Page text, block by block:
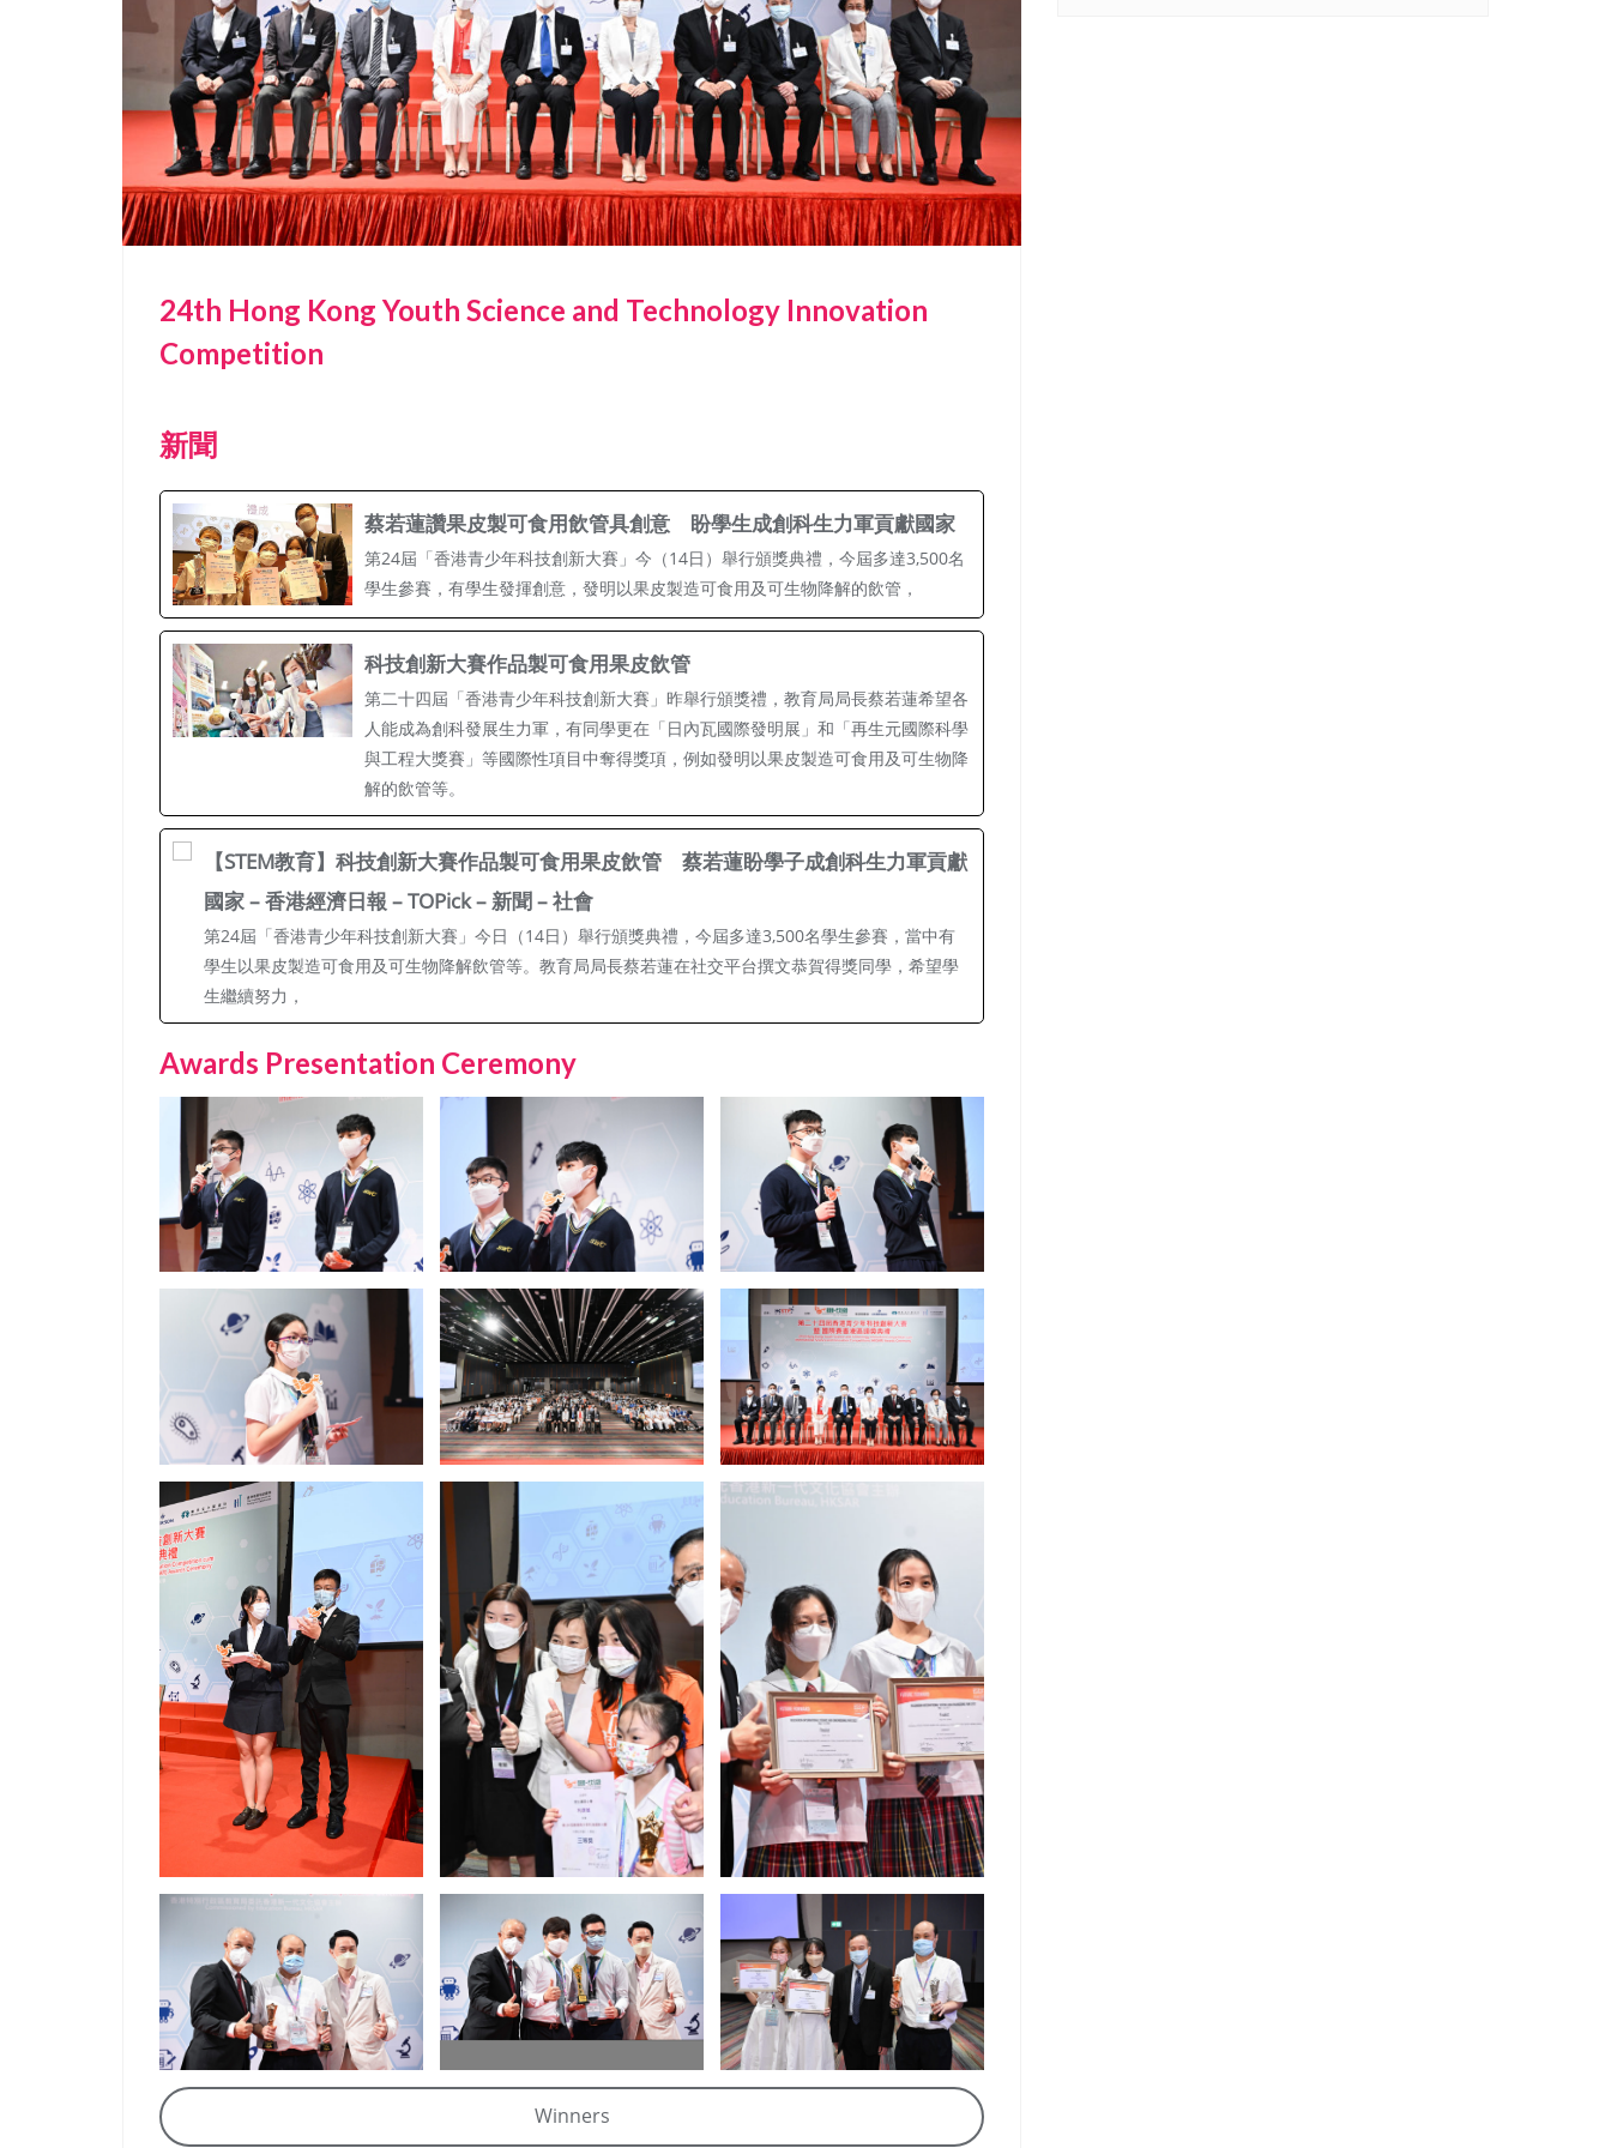
24th Hong Kong Youth Science and Technology Innovation
Competition
新聞
蔡若蓮讚果皮製可食用飲管具創意 盼學生成創科生力軍貢獻國家
第24屆「香港青少年科技創新大賽」今（14日）舉行頒獎典禮，今屆多達3,500名
學生參賽，有學生發揮創意，發明以果皮製造可食用及可生物降解的飲管，
科技創新大賽作品製可食用果皮飲管
第二十四屆「香港青少年科技創新大賽」昨舉行頒獎禮，教育局局長蔡若蓮希望各
人能成為創科發展生力軍，有同學更在「日內瓦國際發明展」和「再生元國際科學
與工程大獎賽」等國際性項目中奪得獎項，例如發明以果皮製造可食用及可生物降
解的飲管等。
【STEM教育】科技創新大賽作品製可食用果皮飲管 蔡若蓮盼學子成創科生力軍貢獻
國家 – 香港經濟日報 – TOPick – 新聞 – 社會
第24屆「香港青少年科技創新大賽」今日（14日）舉行頒獎典禮，今屆多達3,500名學生參賽，當中有
學生以果皮製造可食用及可生物降解飲管等。教育局局長蔡若蓮在社交平台撰文恭賀得獎同學，希望學
生繼續努力，
Awards Presentation Ceremony
Winners